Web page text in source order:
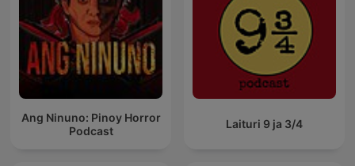
Ang Ninuno: Pinoy Horror
Podcast
Laituri 9 ja 3/4